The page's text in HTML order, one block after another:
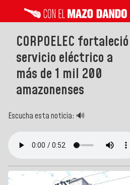
CORPOELEC fortaleció
servicio eléctrico a
más de 1 mil 200
amazonenses
Escucha esta noticia: 🔊